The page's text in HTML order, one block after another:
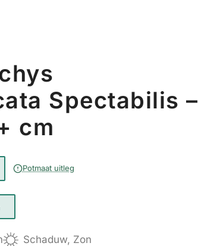
Spectabilis –
cm
Potmaat uitleg
Schaduw, Zon